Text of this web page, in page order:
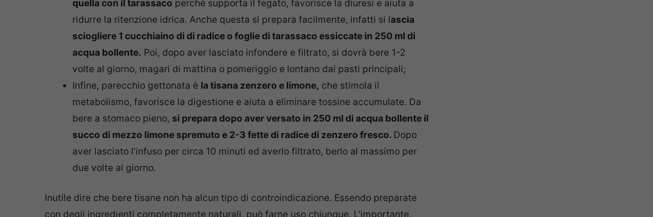
quella con il tarassaco perché supporta il fegato, favorisce la diuresi e aiuta a
ridurre la ritenzione idrica. Anche questa si prepara facilmente, infatti si lascia
sciogliere 1 cucchiaino di di radice o foglie di tarassaco essiccate in 250 ml di
acqua bollente. Poi, dopo aver lasciato infondere e filtrato, si dovrà bere 1-2
volte al giorno, magari di mattina o pomeriggio e lontano dai pasti principali;
Infine, parecchio gettonata è la tisana zenzero e limone, che stimola il
metabolismo, favorisce la digestione e aiuta a eliminare tossine accumulate. Da
bere a stomaco pieno, si prepara dopo aver versato in 250 ml di acqua bollente il
succo di mezzo limone spremuto e 2-3 fette di radice di zenzero fresco. Dopo
aver lasciato l’infuso per circa 10 minuti ed averlo filtrato, berlo al massimo per
due volte al giorno.
Inutile dire che bere tisane non ha alcun tipo di controindicazione. Essendo preparate
con degli ingredienti completamente naturali, può farne uso chiunque. L’importante,